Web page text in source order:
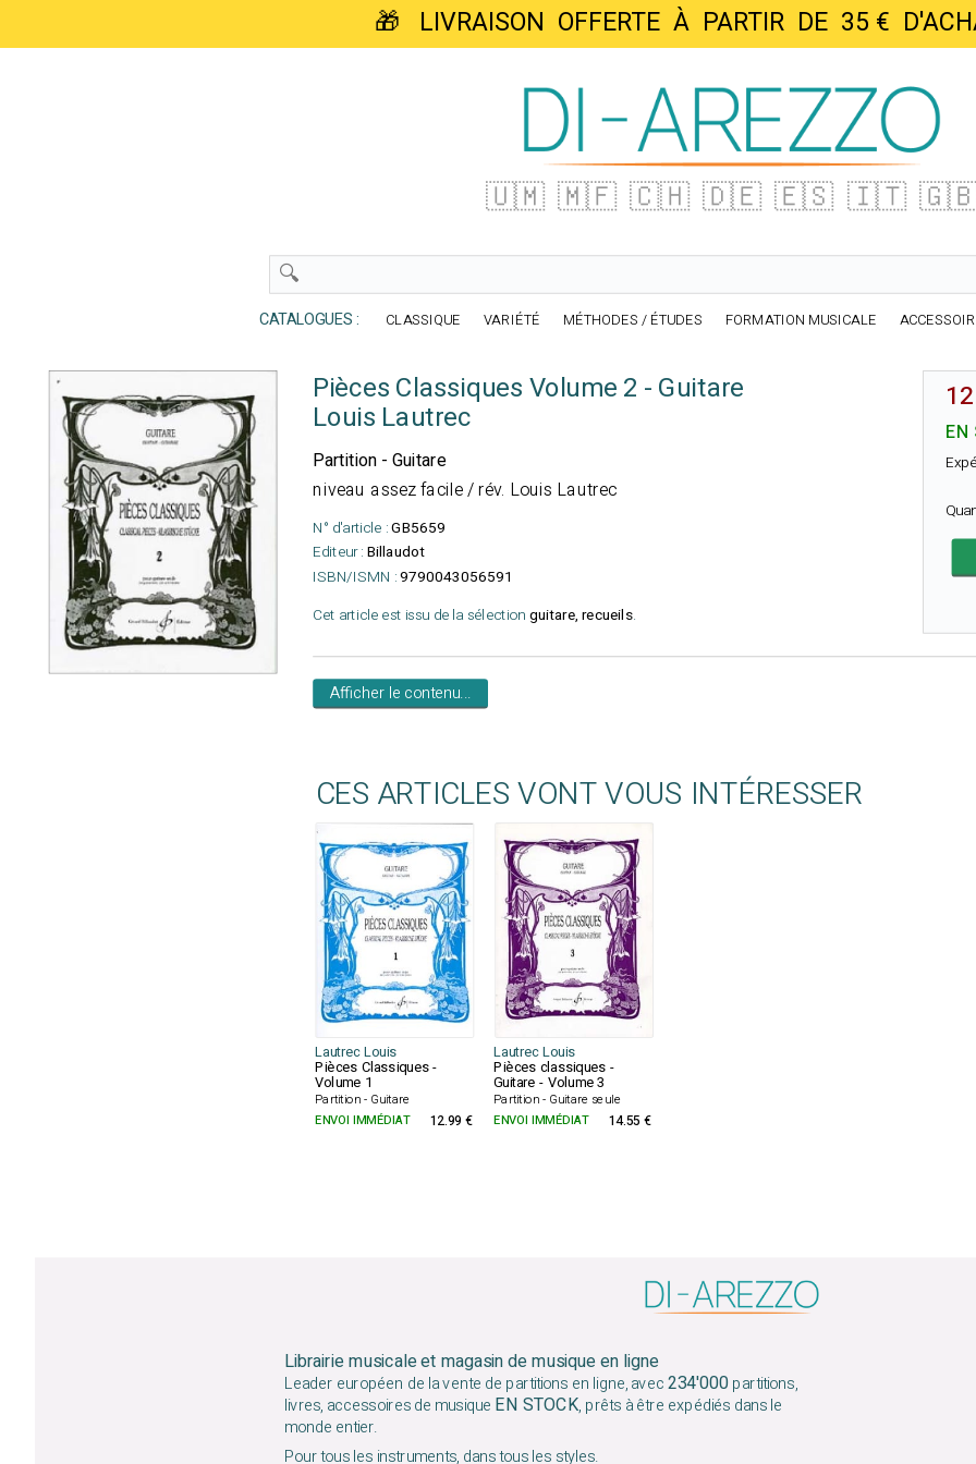
🎁 LIVRAISON OFFERTE À PARTIR DE 35 €
🇺🇲 🇲🇫 🇨🇭 🇩🇪 🇪🇸 🇮🇹
CATALOGUES : CLASSIQUE VARIÉTÉ MÉTHODES / ÉTUDES FORMATION MUSICALE
Pièces Classiques Volume 2 - Guitare
Louis Lautrec
Partition - Guitare
niveau assez facile / rév. Louis Lautrec
N° d'article :GB5659
Editeur : Billaudot
ISBN/ISMN :9790043056591
Cet article est issu de la sélection guitare, recueils.
EN
Afficher le contenu...
CES ARTICLES VONT VOUS INTÉRESSER
Lautrec Louis Lautrec Louis
Pièces Classiques -
Volume 1
Partition - Guitare
Pièces classiques -
Guitare - Volume 3
Partition - Guitare seule
ENVOI IMMÉDIAT 12.99 € ENVOI IMMÉDIAT 14.55 €
Librairie musicale et magasin de musique en ligne
Leader européen de la vente de partitions en ligne, avec234'000partitions,
livres, accessoires de musique EN STOCK, prêts à être expédiés dans le
monde entier.
Pour tous les instruments, dans tous les styles.